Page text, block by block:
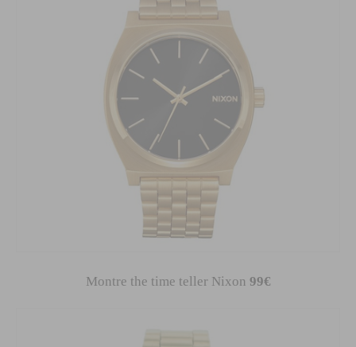
Montre the time teller Nixon 99€